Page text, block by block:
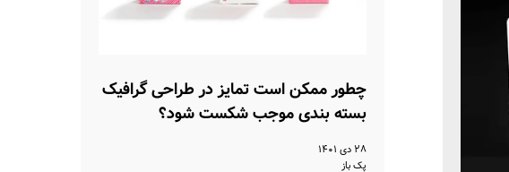
چطور ممکن است تمایز در طراحی گرافیک
بسته بندی موجب شکست شود؟
۲۸ دی ۱۴۰۱
پک باز